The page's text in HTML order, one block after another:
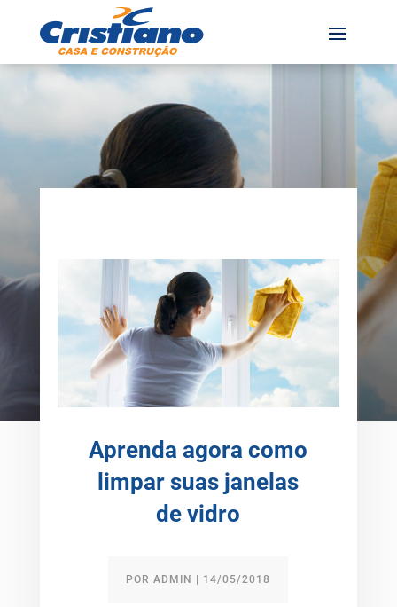
Aprenda agora como
limpar suas janelas
de vidro
PORADMIN | 14/05/2018